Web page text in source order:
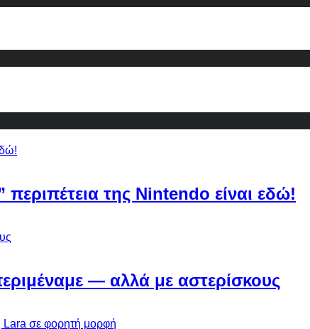
της Nintendo είναι εδώ!
— αλλά με αστερίσκους